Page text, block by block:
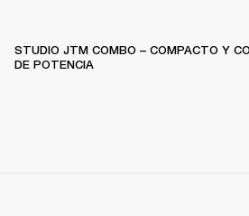
STUDIO JTM COMBO – COMPACTO Y
DE POTENCIA